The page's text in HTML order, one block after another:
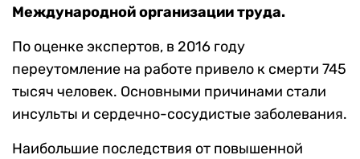
Международной организации труда.
По оценке экспертов, в 2016 году
переутомление на работе привело к смерти 745
тысяч человек. Основными причинами стали
инсульты и сердечно-сосудистые заболевания.
Наибольшие последствия от повышенной